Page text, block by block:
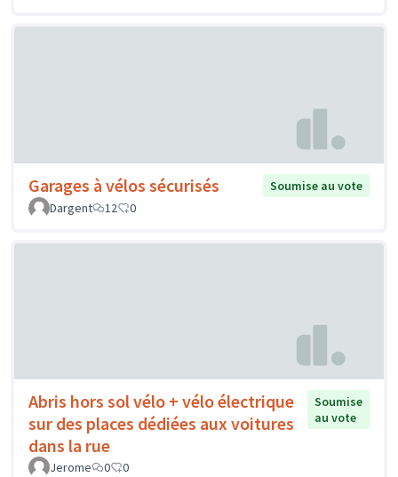
Garages à vélos sécurisés
Soumise au vote
Dargent
12 0
Abris hors sol vélo + vélo électrique
sur des places dédiées aux voitures
dans la rue
Soumise
au vote
Jerome 0 0